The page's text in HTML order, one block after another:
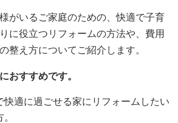
がいるご家庭のための、快適で子育
に役立つリフォームの方法や、費用
整え方についてご紹介します。
おすすめです。
快適に過ごせる家にリフォームしたい